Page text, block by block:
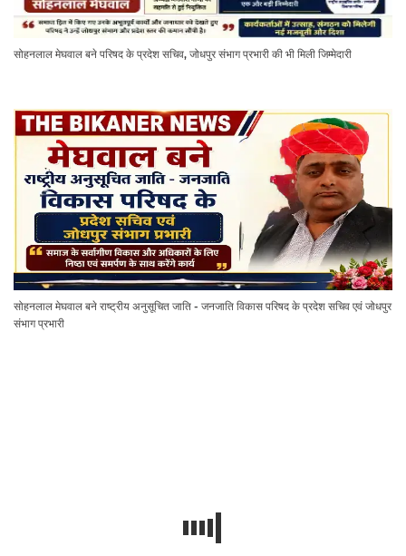
सोहनलाल मेघवाल बने परिषद के प्रदेश सचिव, जोधपुर संभाग प्रभारी की भी मिली जिम्मेदारी
सोहनलाल मेघवाल बने राष्ट्रीय अनुसूचित जाति - जनजाति विकास परिषद के प्रदेश सचिव एवं जोधपुर
संभाग प्रभारी